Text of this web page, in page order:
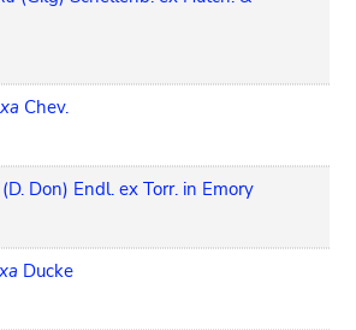
Chev.
(D. Don) Endl. ex Torr. in Emory
Ducke